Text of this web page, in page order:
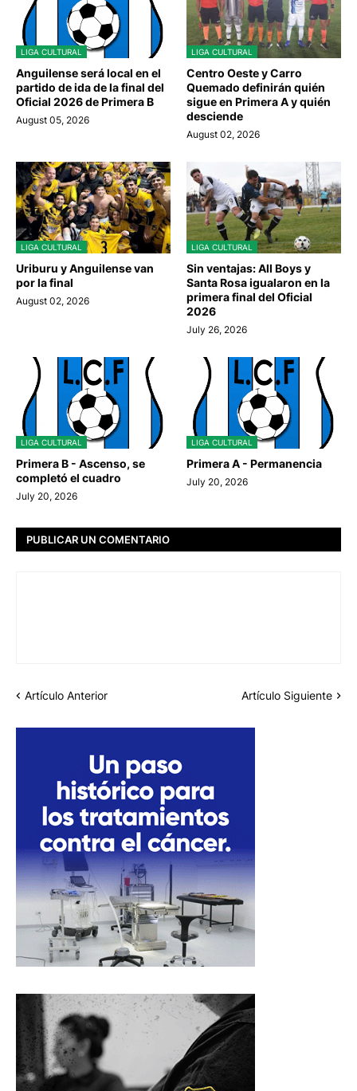
LIGA CULTURAL
Anguilense será local en el
partido de ida de la final del
Oficial 2026 de Primera B
August 05, 2026
LIGA CULTURAL
Centro Oeste y Carro
Quemado definirán quién
sigue en Primera A y quién
desciende
August 02, 2026
LIGA CULTURAL
Uriburu y Anguilense van
por la final
August 02, 2026
LIGA CULTURAL
Sin ventajas: All Boys y
Santa Rosa igualaron en la
primera final del Oficial
2026
July 26, 2026
LIGA CULTURAL
Primera B - Ascenso, se
completó el cuadro
July 20, 2026
LIGA CULTURAL
Primera A - Permanencia
July 20, 2026
PUBLICAR UN COMENTARIO
Artículo Anterior Artículo Siguiente